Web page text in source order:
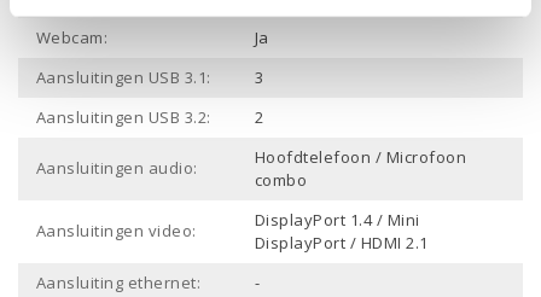
Webcam:
Ja
Aansluitingen USB 3.1:
3
Aansluitingen USB 3.2:
2
Aansluitingen audio:
Hoofdtelefoon / Microfoon
combo
Aansluitingen video:
DisplayPort 1.4 / Mini
DisplayPort / HDMI 2.1
Aansluiting ethernet:
-